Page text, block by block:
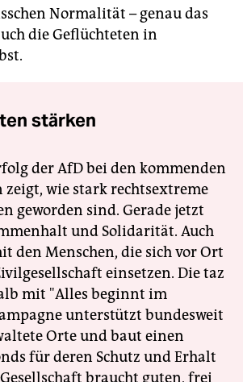
Normalität – genau das
die Geflüchteten in
stärken
der AfD bei den kommenden
zeigt, wie stark rechtsextreme
geworden sind. Gerade jetzt
und Solidarität. Auch
den Menschen, die sich vor Ort
einsetzen. Die taz
mit "Alles beginnt im
unterstützt bundesweit
Orte und baut einen
für deren Schutz und Erhalt
braucht guten, frei